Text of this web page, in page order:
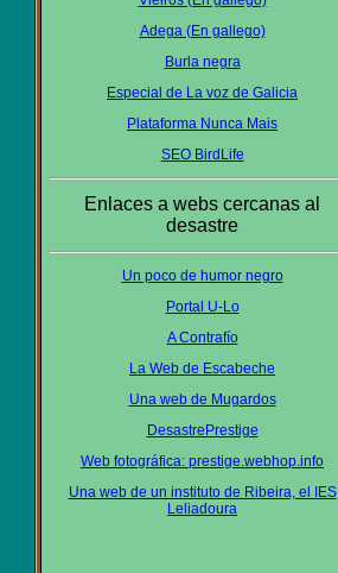
Adega (En gallego)
Burla negra
Especial de La voz de Galicia
Plataforma Nunca Mais
SEO BirdLife
Enlaces a webs cercanas al
desastre
Un poco de humor negro
Portal U-Lo
A Contrafío
La Web de Escabeche
Una web de Mugardos
DesastrePrestige
Web fotográfica: prestige.webhop.info
Una web de un instituto de Ribeira, el IES
Leliadoura